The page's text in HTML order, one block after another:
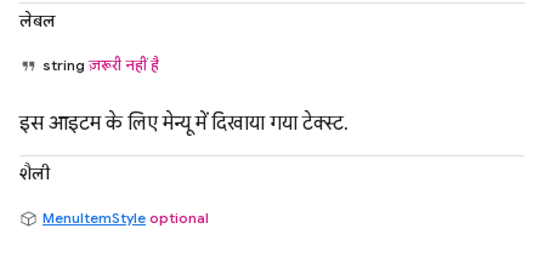
लेबल
stringज़रूरी नहीं है
इस आइटम के लिए मेन्यू में दिखाया गया टेक्स्ट.
शैली
MenuItemStyle optional